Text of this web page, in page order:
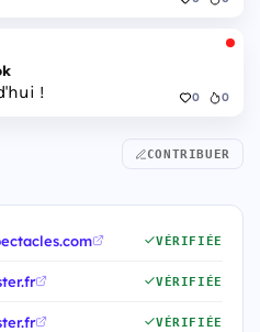
! 0 0
CONTRIBUER
VÉRIFIÉE
VÉRIFIÉE
VÉRIFIÉE